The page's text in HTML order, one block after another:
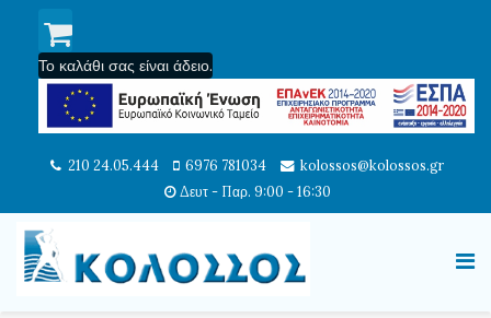
Το καλάθι σας είναι άδειο.
210 24.05.444 6976 781034
kolossos@kolossos.gr
Δευτ - Παρ. 9:00 - 16:30